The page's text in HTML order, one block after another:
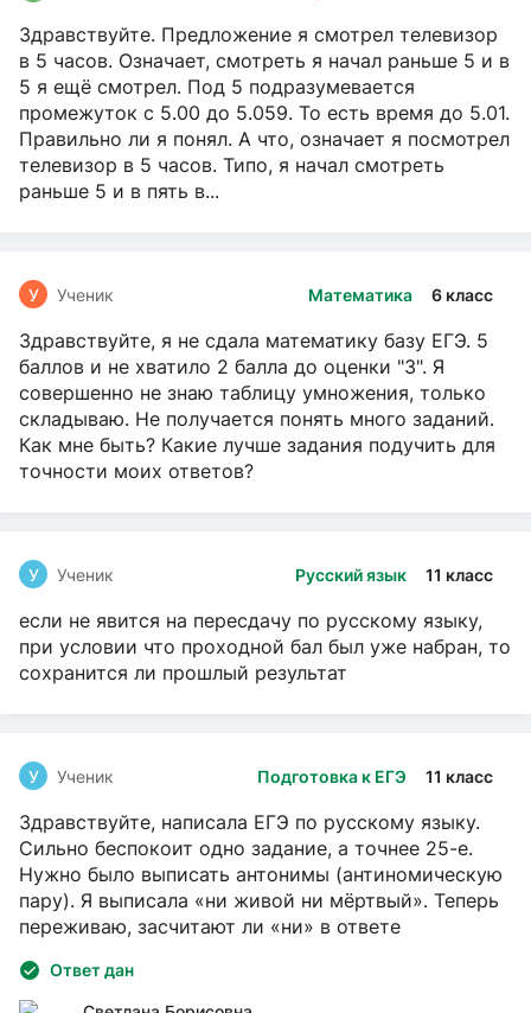
Здравствуйте. Предложение я смотрел телевизор
в 5 часов. Означает, смотреть я начал раньше 5 и в
5 я ещё смотрел. Под 5 подразумевается
промежуток с 5.00 до 5.059. То есть время до 5.01.
Правильно ли я понял. А что, означает я посмотрел
телевизор в 5 часов. Типо, я начал смотреть
раньше 5 и в пять в...
Математика 6 класс
У Ученик
Здравствуйте, я не сдала математику базу ЕГЭ. 5
баллов и не хватило 2 балла до оценки "3". Я
совершенно не знаю таблицу умножения, только
складываю. Не получается понять много заданий.
Как мне быть? Какие лучше задания подучить для
точности моих ответов?
Русский язык 11 класс
У Ученик
если не явится на пересдачу по русскому языку,
при условии что проходной бал был уже набран, то
сохранится ли прошлый результат
Подготовка к ЕГЭ 11 класс
У Ученик
Здравствуйте, написала ЕГЭ по русскому языку.
Сильно беспокоит одно задание, а точнее 25-е.
Нужно было выписать антонимы (антиномическую
пару). Я выписала «ни живой ни мёртвый». Теперь
переживаю, засчитают ли «ни» в ответе
Ответ дан